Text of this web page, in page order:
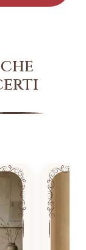
che